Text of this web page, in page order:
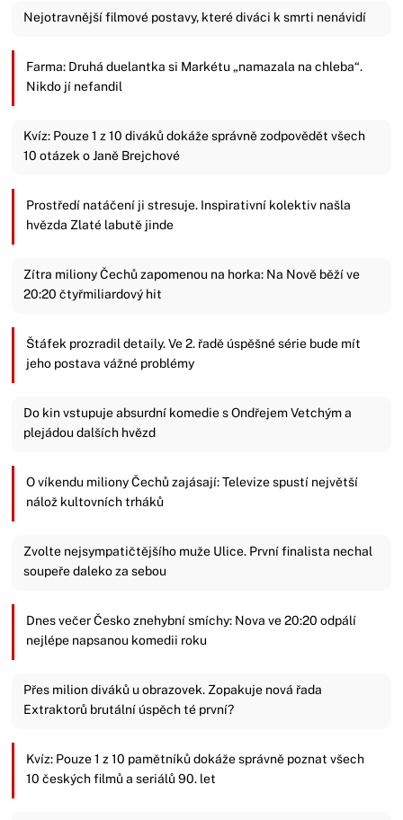
Nejotravnější filmové postavy, které diváci k smrti nenávidí
Farma: Druhá duelantka si Markétu „namazala na chleba“.
Nikdo jí nefandil
Kvíz: Pouze 1 z 10 diváků dokáže správně zodpovědět všech
10 otázek o Janě Brejchové
Prostředí natáčení ji stresuje. Inspirativní kolektiv našla
hvězda Zlaté labutě jinde
Zítra miliony Čechů zapomenou na horka: Na Nově běží ve
20:20 čtyřmiliardový hit
Štáfek prozradil detaily. Ve 2. řadě úspěšné série bude mít
jeho postava vážné problémy
Do kin vstupuje absurdní komedie s Ondřejem Vetchým a
plejádou dalších hvězd
O víkendu miliony Čechů zajásají: Televize spustí největší
nálož kultovních trháků
Zvolte nejsympatičtějšího muže Ulice. První finalista nechal
soupeře daleko za sebou
Dnes večer Česko znehybní smíchy: Nova ve 20:20 odpálí
nejlépe napsanou komedii roku
Přes milion diváků u obrazovek. Zopakuje nová řada
Extraktorů brutální úspěch té první?
Kvíz: Pouze 1 z 10 pamětníků dokáže správně poznat všech
10 českých filmů a seriálů 90. let